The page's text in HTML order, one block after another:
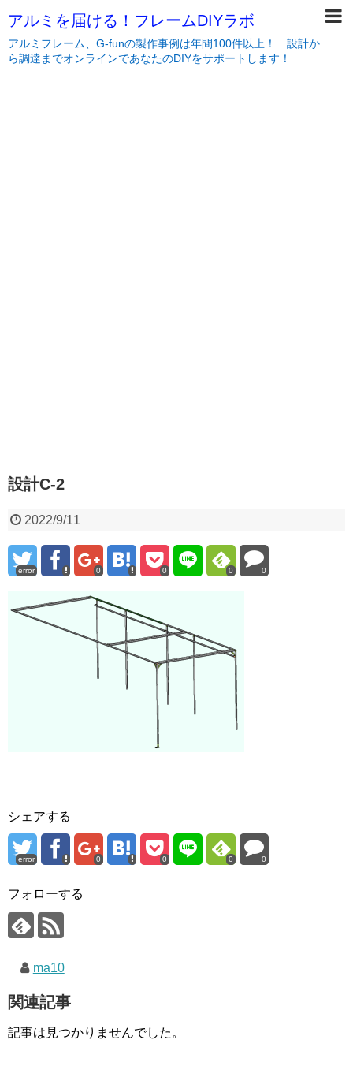
アルミを届ける！フレームDIYラボ
アルミフレーム、G-funの製作事例は年間100件以上！ 設計か
ら調達までオンラインであなたのDIYをサポートします！
設計C-2
2022/9/11
error 0 0 0 0
シェアする
error 0 0 0 0
フォローする
ma10
関連記事
記事は見つかりませんでした。